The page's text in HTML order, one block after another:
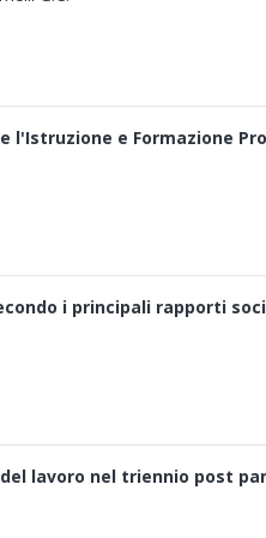
e Formazione
i principali rapporti
lavoro nel triennio post